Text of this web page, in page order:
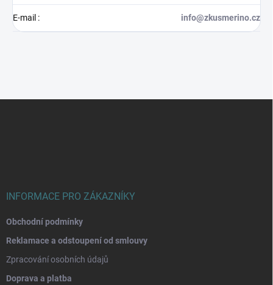
E-mail : info@zkusmerino.cz
INFORMACE PRO ZÁKAZNÍKY
Obchodní podmínky
Reklamace a odstoupení od smlouvy
Zpracování osobních údajů
Doprava a platba